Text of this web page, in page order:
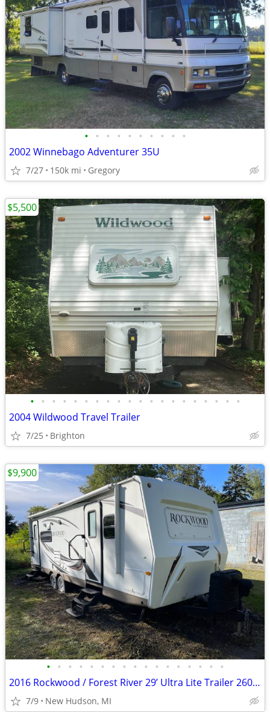
• • • • • • • • • •
2002 Winnebago Adventurer 35U
7/27 150k mi Gregory
• • • • • • • • • • • • • • • • • • • •
2004 Wildwood Travel Trailer
7/25 Brighton
$5,500
• • • • • • • • • • • • • • • • •
2016 Rockwood / Forest River 29’ Ultra Lite Trailer 2604 WS
7/9 New Hudson, MI
$9,900